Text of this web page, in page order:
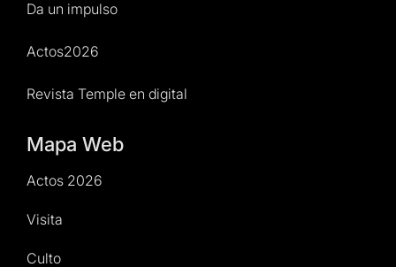
Da un impulso
Actos2026
Revista Temple en digital
Mapa Web
Actos 2026
Visita
Culto